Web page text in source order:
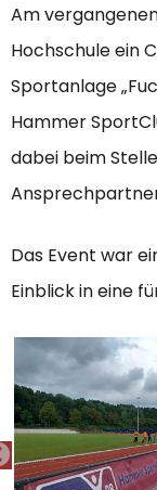
Am
Hochschule ein
Sportanlage
Hammer
dabei beim
Das Event war
Einblick in eine
PREVIOUS